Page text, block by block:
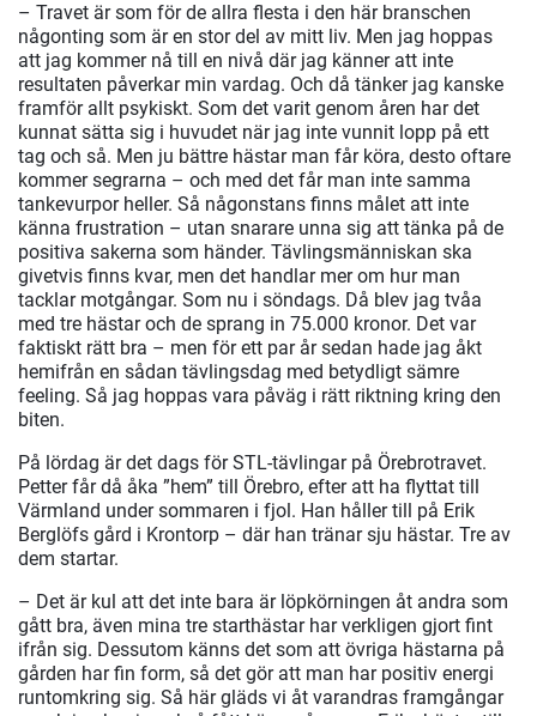
– Travet är som för de allra flesta i den här branschen
någonting som är en stor del av mitt liv. Men jag hoppas
att jag kommer nå till en nivå där jag känner att inte
resultaten påverkar min vardag. Och då tänker jag kanske
framför allt psykiskt. Som det varit genom åren har det
kunnat sätta sig i huvudet när jag inte vunnit lopp på ett
tag och så. Men ju bättre hästar man får köra, desto oftare
kommer segrarna – och med det får man inte samma
tankevurpor heller. Så någonstans finns målet att inte
känna frustration – utan snarare unna sig att tänka på de
positiva sakerna som händer. Tävlingsmänniskan ska
givetvis finns kvar, men det handlar mer om hur man
tacklar motgångar. Som nu i söndags. Då blev jag tvåa
med tre hästar och de sprang in 75.000 kronor. Det var
faktiskt rätt bra – men för ett par år sedan hade jag åkt
hemifrån en sådan tävlingsdag med betydligt sämre
feeling. Så jag hoppas vara påväg i rätt riktning kring den
biten.
På lördag är det dags för STL-tävlingar på Örebrotravet.
Petter får då åka ”hem” till Örebro, efter att ha flyttat till
Värmland under sommaren i fjol. Han håller till på Erik
Berglöfs gård i Krontorp – där han tränar sju hästar. Tre av
dem startar.
– Det är kul att det inte bara är löpkörningen åt andra som
gått bra, även mina tre starthästar har verkligen gjort fint
ifrån sig. Dessutom känns det som att övriga hästarna på
gården har fin form, så det gör att man har positiv energi
runtomkring sig. Så här gläds vi åt varandras framgångar